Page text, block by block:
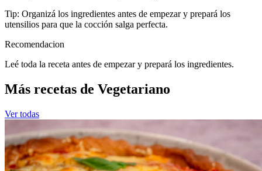
Tip: Organizá los ingredientes antes de empezar y prepará los
utensilios para que la cocción salga perfecta.
Recomendacion
Leé toda la receta antes de empezar y prepará los ingredientes.
Más recetas de Vegetariano
Ver todas